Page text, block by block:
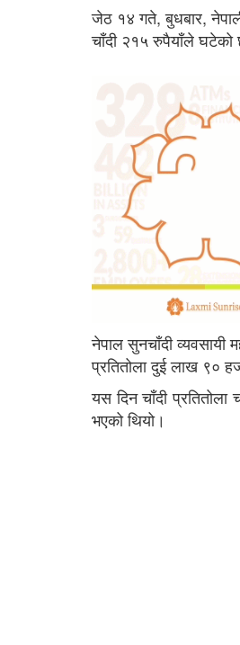
जेठ १४ गते, बुधबार,
चाँदी २१५ रुपैयाँले घटेको
नेपाल सुनचाँदी
प्रतितोला दुई लाख ९०
यस दिन चाँदी प्रतितोला
भएको थियो।